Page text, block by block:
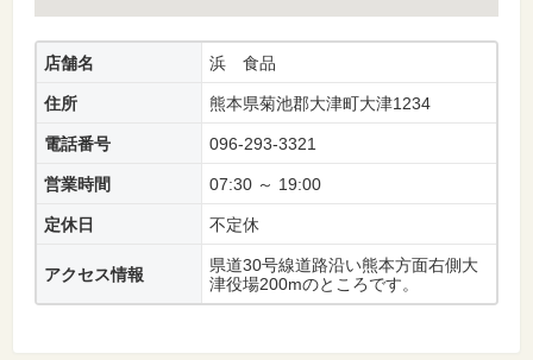
店舗名 浜 食品
住所 熊本県菊池郡大津町大津1234
電話番号 096-293-3321
営業時間 07:30 ～ 19:00
定休日 不定休
アクセス情報
県道30号線道路沿い熊本方面右側大
津役場200mのところです。